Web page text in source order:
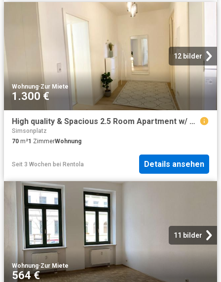
12 bilder
Wohnung·Zur Miete
1.300 €
High quality & Spacious 2.5 Room Apartment w/ Balcony – In Superior Location Near City, Culture & Nature, Leipzig Amsterdam Apartments for Rent
Simsonplatz
70 m²1 ZimmerWohnung
Seit 3 Wochen bei Rentola Details ansehen
11 bilder
Wohnung·Zur Miete
564 €